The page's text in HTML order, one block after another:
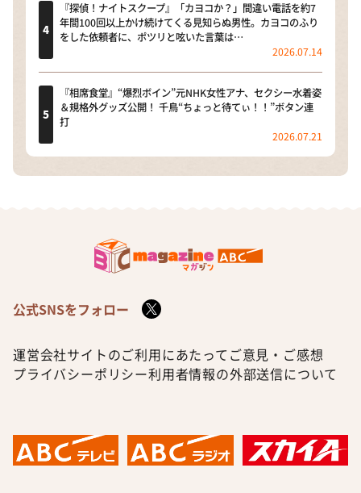
『探偵！ナイトスクープ』「カヨコか？」間違い電話を約7
年間100回以上かけ続けてくる見知らぬ男性。カヨコのふり
をした依頼者に、ポツリと呟いた言葉は…
2026.07.14
『相席食堂』“爆烈ボイン”元NHK女性アナ、セクシー水着姿
＆規格外グッズ公開！ 千鳥“ちょっと待てぃ！！”ボタン連
打
2026.07.21
公式SNSをフォロー
運営会社サイトのご利用にあたって ご意見・ご感想
プライバシーポリシー利用者情報の外部送信について